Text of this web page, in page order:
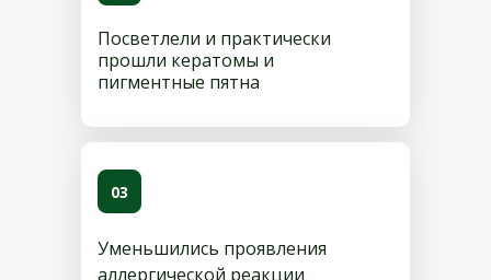
Посветлели и практически
прошли кератомы и
пигментные пятна
Уменьшились проявления
аллергической реакции
03